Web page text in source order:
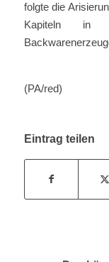
folgte die
Kapiteln in
(PA/red)
Eintrag teilen